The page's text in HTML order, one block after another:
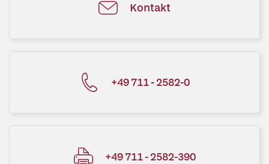
Kontakt
+49 711 - 2582-0
+49 711 - 2582-390